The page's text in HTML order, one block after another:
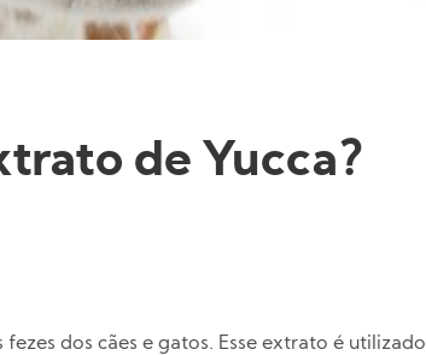
de Yucca?
dos cães e gatos. Esse extrato é utilizado